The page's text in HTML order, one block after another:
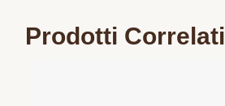
Prodotti Correlati